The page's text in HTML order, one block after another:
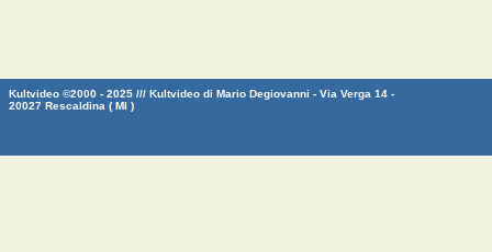
Kultvideo ©2000 - 2025 /// Kultvideo di Mario Degiovanni - Via Verga 14 -
20027 Rescaldina ( MI )